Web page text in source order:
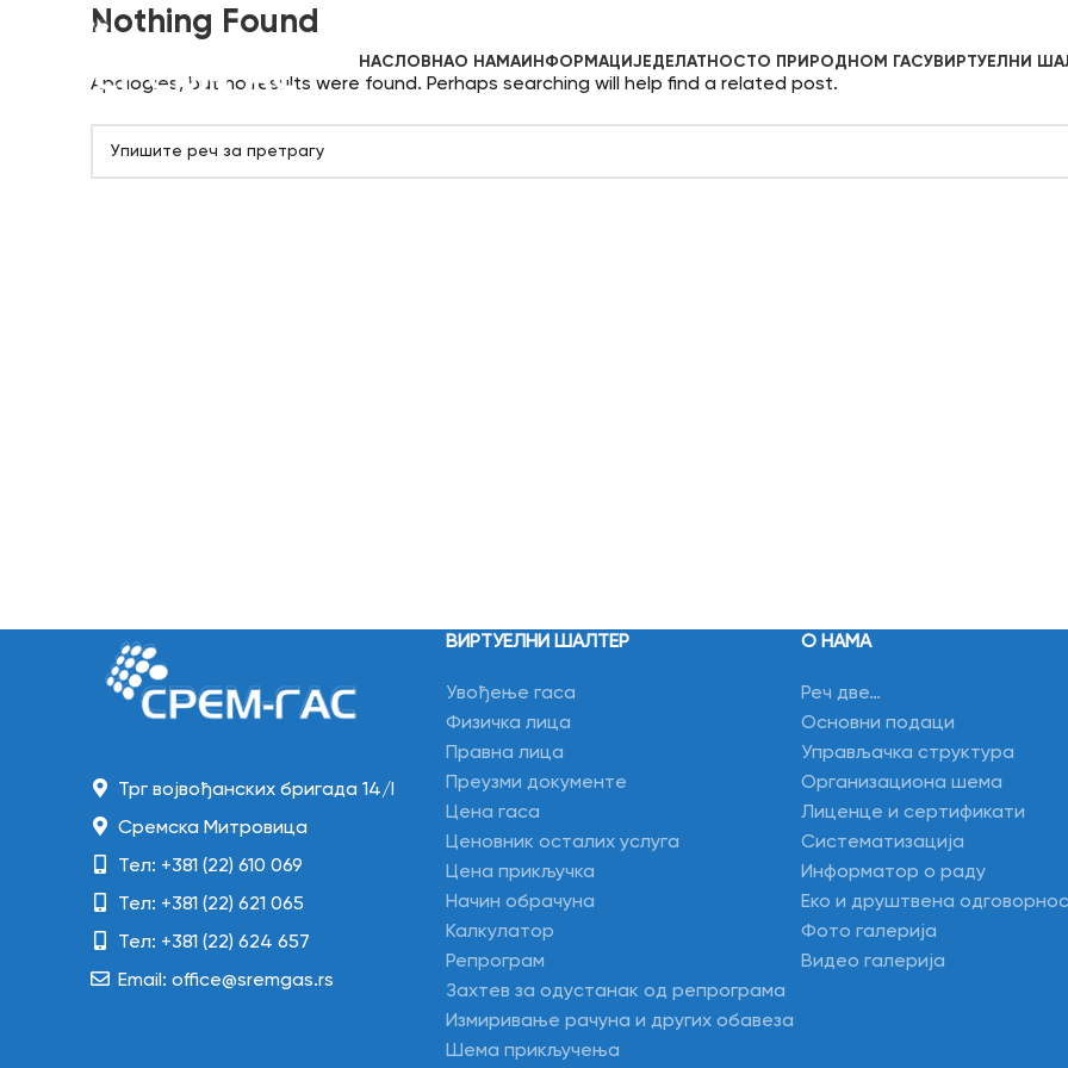
НАСЛОВНАО НАМАИНФОРМАЦИЈЕДЕЛАТНОСТО ПРИРОДНОМ ГАСУВИРТУЕЛНИ
Nothing Found
Apologies, but no results were found. Perhaps searching will help find a related post.
Трг војвођанских бригада 14/I
Сремска Митровица
Тел: +381 (22) 610 069
Тел: +381 (22) 621 065
Тел: +381 (22) 624 657
Email: office@sremgas.rs
ВИРТУЕЛНИ ШАЛТЕР
Увођење гаса
Физичка лица
Правна лица
Преузми документе
Цена гаса
Ценовник осталих услуга
Цена прикључка
Начин обрачуна
Калкулатор
Репрограм
Захтев за одустанак од репрограма
Измиривање рачуна и других обавеза
Шема прикључења
О НАМА
Реч две…
Основни подаци
Управљачка структура
Организациона шема
Лиценце и сертификати
Систематизација
Информатор о раду
Еко и друштвена
Фото галерија
Видео галерија